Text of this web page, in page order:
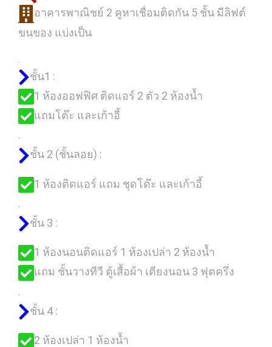
อาคารพาณิชย์ 2 คูหาเชื่อมติดกัน 5 ชั้น มีลิฟต์
ขนของ แบ่งเป็น
ชั้น1 :
1 ห้องออฟฟิศ ติดแอร์ 2 ตัว 2 ห้องน้ำ
แถมโต๊ะ และเก้าอี้
.
ชั้น 2 (ชั้นลอย) :
1 ห้องติดแอร์ แถม ชุดโต๊ะ และเก้าอี้
.
ชั้น 3 :
1 ห้องนอนติดแอร์ 1 ห้องเปล่า 2 ห้องน้ำ
แถม ชั้นวางทีวี ตู้เสื้อผ้า เตียงนอน 3 ฟุตครึ่ง
.
ชั้น 4 :
2 ห้องเปล่า 1 ห้องน้ำ